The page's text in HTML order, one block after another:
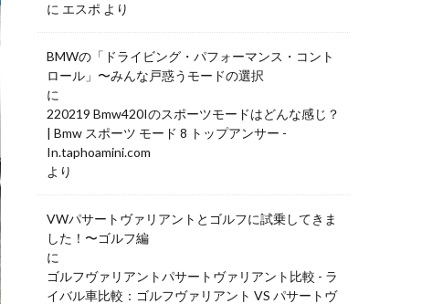
に エスポ より
BMWの「ドライビング・パフォーマンス・コント
ロール」〜みんな戸惑うモードの選択
に
220219 Bmw420Iのスポーツモードはどんな感じ？
| Bmw スポーツ モード 8 トップアンサー -
In.taphoamini.com
より
VWパサートヴァリアントとゴルフに試乗してきま
した！〜ゴルフ編
に
ゴルフヴァリアントパサートヴァリアント比較 - ラ
イバル車比較：ゴルフヴァリアント VS パサートヴ